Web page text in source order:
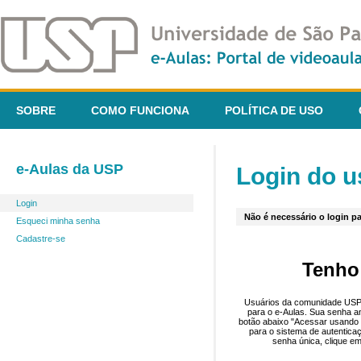
SOBRE COMO FUNCIONA POLÍTICA DE USO
e-Aulas da USP
Login
Esqueci minha senha
Cadastre-se
Login do
Não é necessário o login
Usuários da comunidade
para o e-Aulas. Sua senha
botão abaixo "Acessar
para o sistema de
senha única, clique